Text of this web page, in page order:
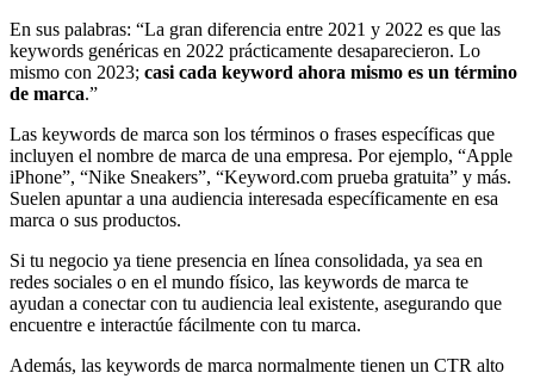
En sus palabras: “La gran diferencia entre 2021 y 2022 es que las
keywords genéricas en 2022 prácticamente desaparecieron. Lo
mismo con 2023; casi cada keyword ahora mismo es un término
de marca.”
Las keywords de marca son los términos o frases específicas que
incluyen el nombre de marca de una empresa. Por ejemplo, “Apple
iPhone”, “Nike Sneakers”, “Keyword.com prueba gratuita” y más.
Suelen apuntar a una audiencia interesada específicamente en esa
marca o sus productos.
Si tu negocio ya tiene presencia en línea consolidada, ya sea en
redes sociales o en el mundo físico, las keywords de marca te
ayudan a conectar con tu audiencia leal existente, asegurando que
encuentre e interactúe fácilmente con tu marca.
Además, las keywords de marca normalmente tienen un CTR alto